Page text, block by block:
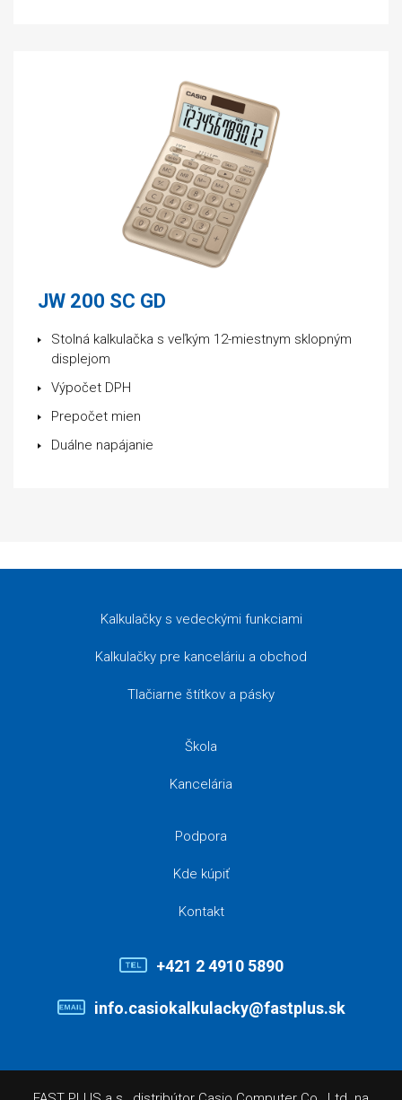
JW 200 SC GD
Stolná kalkulačka s veľkým 12-miestnym sklopným
displejom
Výpočet DPH
Prepočet mien
Duálne napájanie
Kalkulačky s vedeckými funkciami
Kalkulačky pre kanceláriu a obchod
Tlačiarne štítkov a pásky
Škola
Kancelária
Podpora
Kde kúpiť
Kontakt
+421 2 4910 5890
info.casiokalkulacky@fastplus.sk